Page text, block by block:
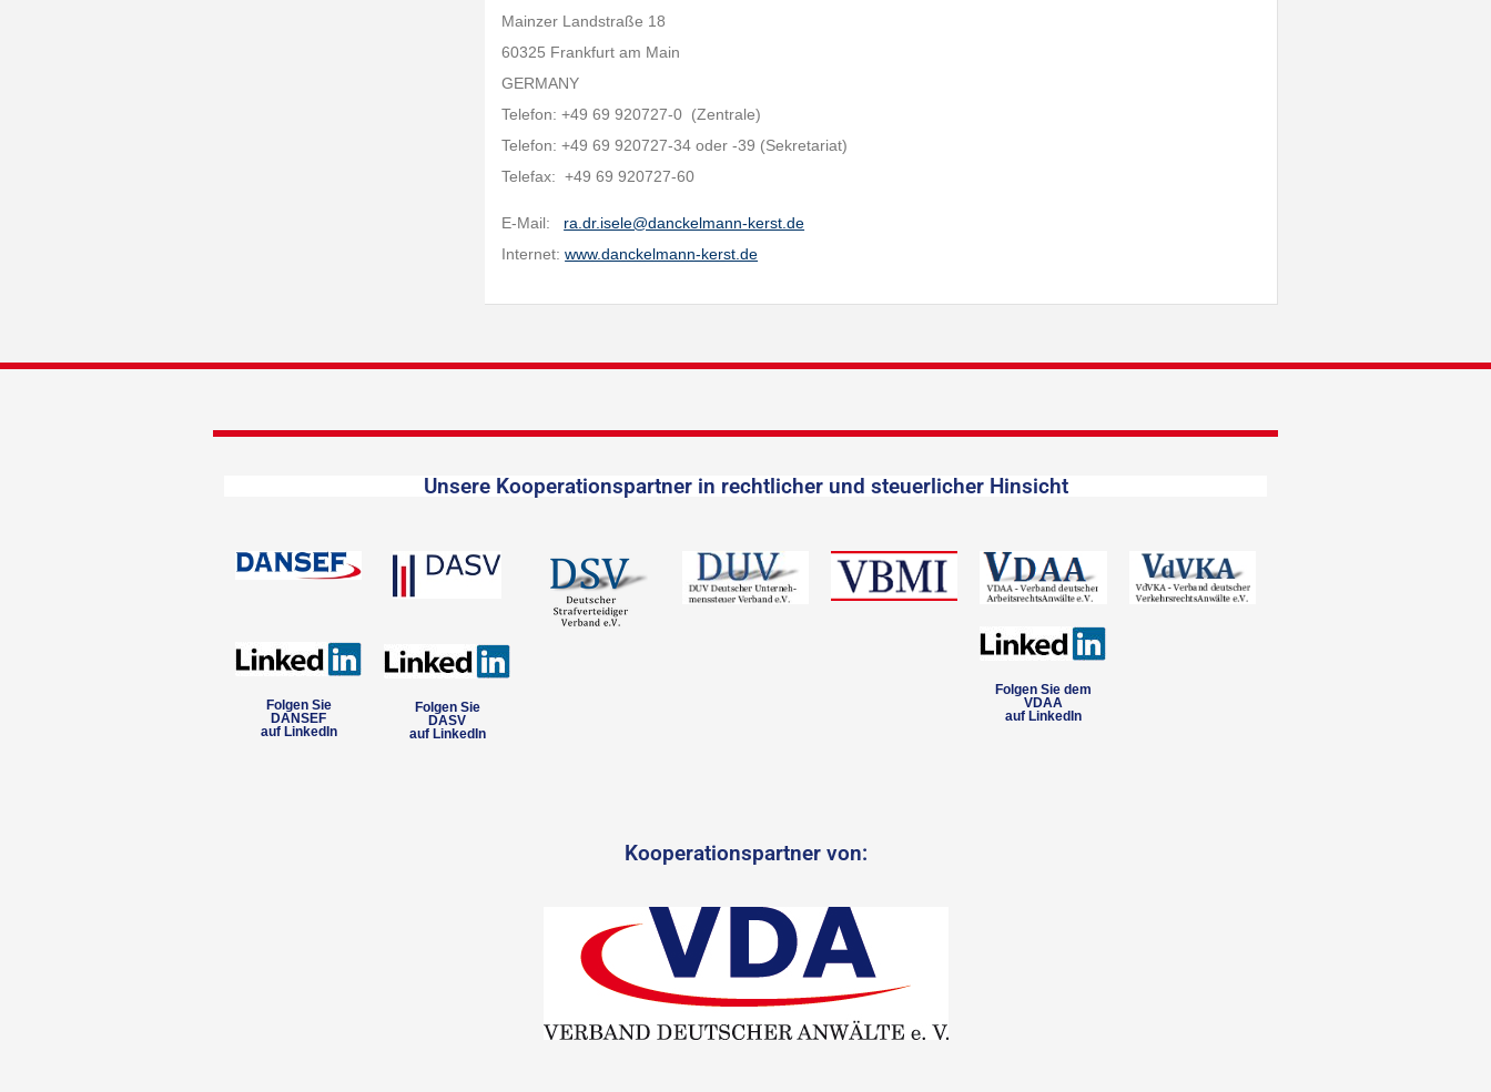
Mainzer Landstraße 18
60325 Frankfurt am Main
GERMANY
Telefon: +49 69 920727-0 (Zentrale)
Telefon: +49 69 920727-34 oder -39 (Sekretariat)
Telefax: +49 69 920727-60
E-Mail: ra.dr.isele@danckelmann-kerst.de
Internet:www.danckelmann-kerst.de
Unsere Kooperationspartner in rechtlicher und steuerlicher Hinsicht
Folgen Sie
DANSEF
auf LinkedIn
Folgen Sie
DASV
auf LinkedIn
Folgen Sie dem
VDAA
auf LinkedIn
Kooperationspartner von: